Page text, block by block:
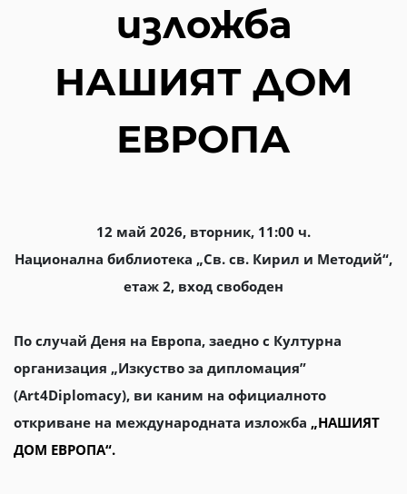
изложба
НАШИЯТ ДОМ
ЕВРОПА
12 май 2026, вторник, 11:00 ч.
Национална библиотека „Св. св. Кирил и Методий“,
етаж 2, вход свободен
По случай Деня на Европа, заедно с Културна
организация „Изкуство за дипломация”
(Art4Diplomacy), ви каним на официалното
откриване на международната изложба „НАШИЯТ
ДОМ ЕВРОПА“.